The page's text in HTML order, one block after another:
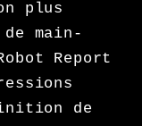
plus
main-
Report
de